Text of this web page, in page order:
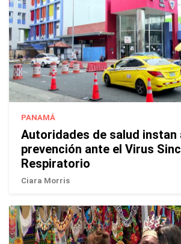
PANAMÁ
Autoridades de salud instan
prevención ante el Virus
Respiratorio
Ciara Morris